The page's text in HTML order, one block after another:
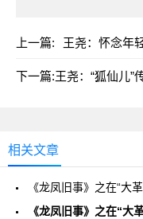
上一篇: 王尧：怀念年
下一篇:王尧：“狐仙儿”
相关文章
《龙凤旧事》之在“大
《龙凤旧事》之在“大